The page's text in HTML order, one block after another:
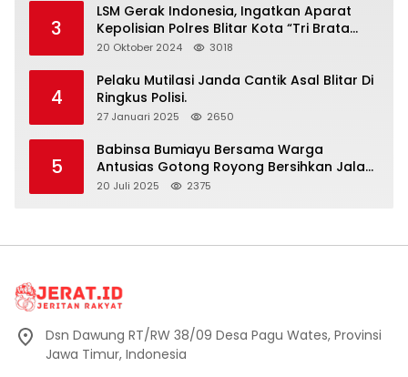
3
LSM Gerak Indonesia, Ingatkan Aparat
Kepolisian Polres Blitar Kota “Tri Brata
Polri” Harus Diamalkan
20 Oktober 2024 3018
4
Pelaku Mutilasi Janda Cantik Asal Blitar Di
Ringkus Polisi.
27 Januari 2025 2650
5
Babinsa Bumiayu Bersama Warga
Antusias Gotong Royong Bersihkan Jalan
Dusun Banaran
20 Juli 2025 2375
Dsn Dawung RT/RW 38/09 Desa Pagu Wates, Provinsi
Jawa Timur, Indonesia